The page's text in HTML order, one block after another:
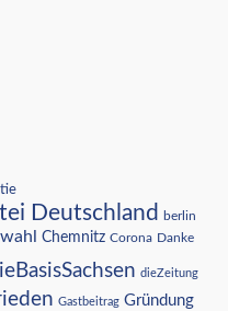
Deutschland berlin
Chemnitz Corona Danke
dieZeitung
Gastbeitrag Gründung